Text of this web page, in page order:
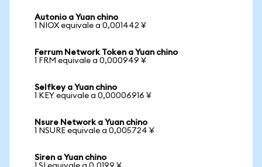
Autonio a Yuan chino
1 NIOX equivale a 0,001442 ¥
Ferrum Network Token a Yuan chino
1 FRM equivale a 0,000949 ¥
Selfkey a Yuan chino
1 KEY equivale a 0,00006916 ¥
Nsure Network a Yuan chino
1 NSURE equivale a 0,005724 ¥
Siren a Yuan chino